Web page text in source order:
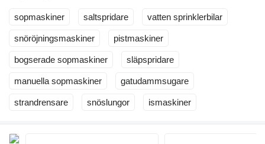
sopmaskiner saltspridare vatten sprinklerbilar
snöröjningsmaskiner pistmaskiner
bogserade sopmaskiner släpspridare
manuella sopmaskiner gatudammsugare
strandrensare snöslungor ismaskiner